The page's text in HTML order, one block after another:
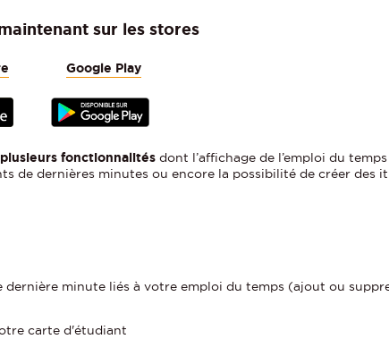
sur les stores
Google Play
plusieurs fonctionnalités dont l’affichage de l’emploi du
de dernières minutes ou encore la possibilité de créer des
dernière minute liés à votre emploi du temps (ajout ou
carte d'étudiant